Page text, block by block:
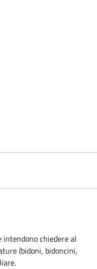
chiedere al
(bidoni, bidoncini,